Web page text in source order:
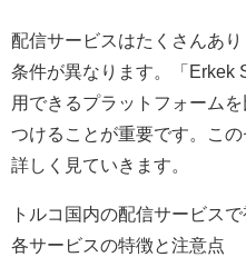
配信サービスはたくさんあ
条件が異なります。「Erkek
用できるプラットフォーム
つけることが重要です。こ
詳しく見ていきます。
トルコ国内の配信サービス
各サービスの特徴と注意点